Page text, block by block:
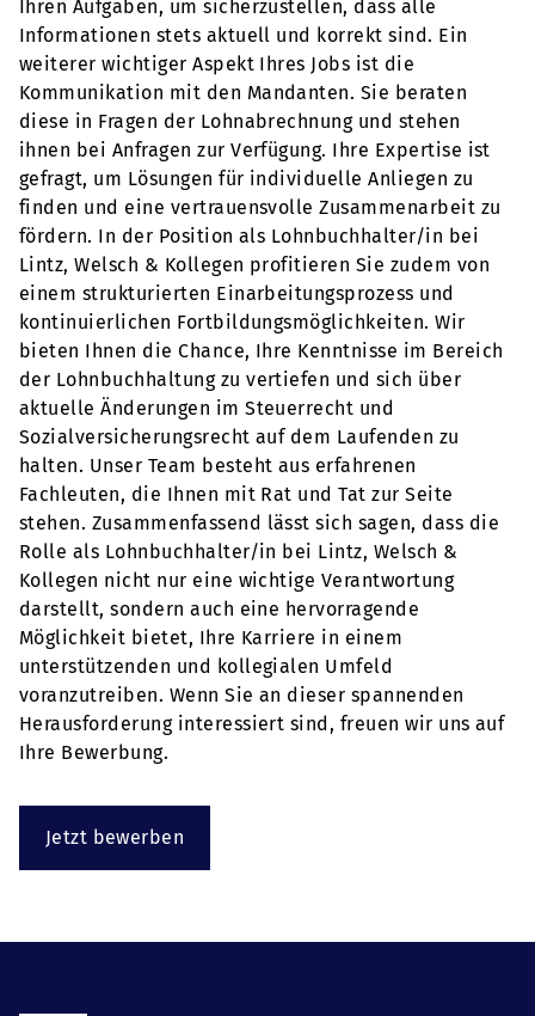
Ihren Aufgaben, um sicherzustellen, dass alle
Informationen stets aktuell und korrekt sind. Ein
weiterer wichtiger Aspekt Ihres Jobs ist die
Kommunikation mit den Mandanten. Sie beraten
diese in Fragen der Lohnabrechnung und stehen
ihnen bei Anfragen zur Verfügung. Ihre Expertise ist
gefragt, um Lösungen für individuelle Anliegen zu
finden und eine vertrauensvolle Zusammenarbeit zu
fördern. In der Position als Lohnbuchhalter/in bei
Lintz, Welsch & Kollegen profitieren Sie zudem von
einem strukturierten Einarbeitungsprozess und
kontinuierlichen Fortbildungsmöglichkeiten. Wir
bieten Ihnen die Chance, Ihre Kenntnisse im Bereich
der Lohnbuchhaltung zu vertiefen und sich über
aktuelle Änderungen im Steuerrecht und
Sozialversicherungsrecht auf dem Laufenden zu
halten. Unser Team besteht aus erfahrenen
Fachleuten, die Ihnen mit Rat und Tat zur Seite
stehen. Zusammenfassend lässt sich sagen, dass die
Rolle als Lohnbuchhalter/in bei Lintz, Welsch &
Kollegen nicht nur eine wichtige Verantwortung
darstellt, sondern auch eine hervorragende
Möglichkeit bietet, Ihre Karriere in einem
unterstützenden und kollegialen Umfeld
voranzutreiben. Wenn Sie an dieser spannenden
Herausforderung interessiert sind, freuen wir uns auf
Ihre Bewerbung.
Jetzt bewerben